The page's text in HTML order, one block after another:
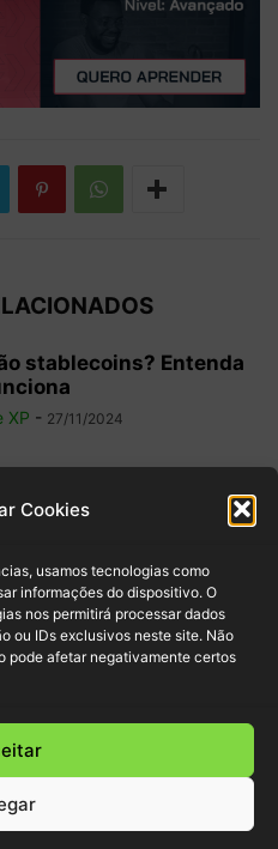
Cookies
usamos tecnologias como
informações do dispositivo. O
nos permitirá processar dados
ou IDs exclusivos neste site. Não
pode afetar negativamente certos
stablecoins? Entenda
XP - 27/11/2024
das criptomoedas?
a história completa
XP - 28/12/2022
Tether (USDT):
onde comprar e suas
06/12/2022